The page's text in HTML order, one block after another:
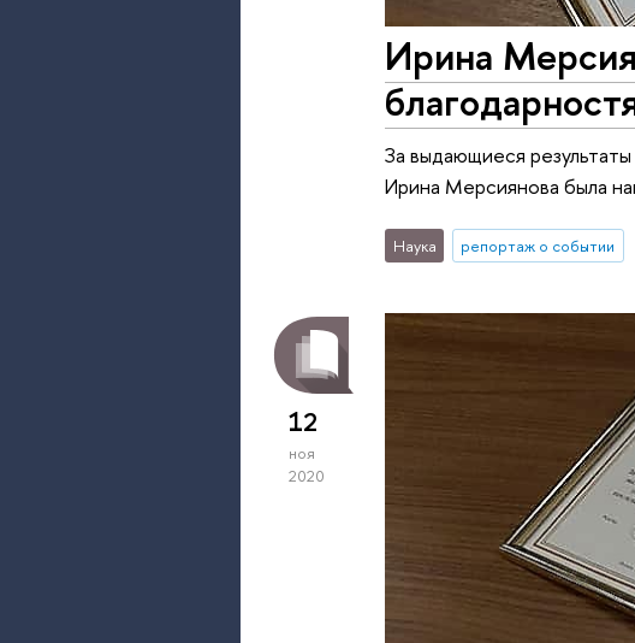
Ирина
За выдающиеся
Ирина Мерсиянова была
Наука репортаж о событии
12
ноя
2020